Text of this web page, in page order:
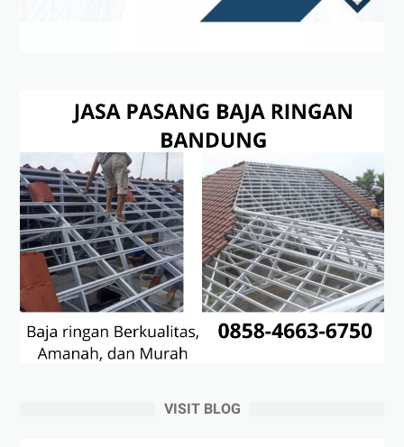
VISIT BLOG